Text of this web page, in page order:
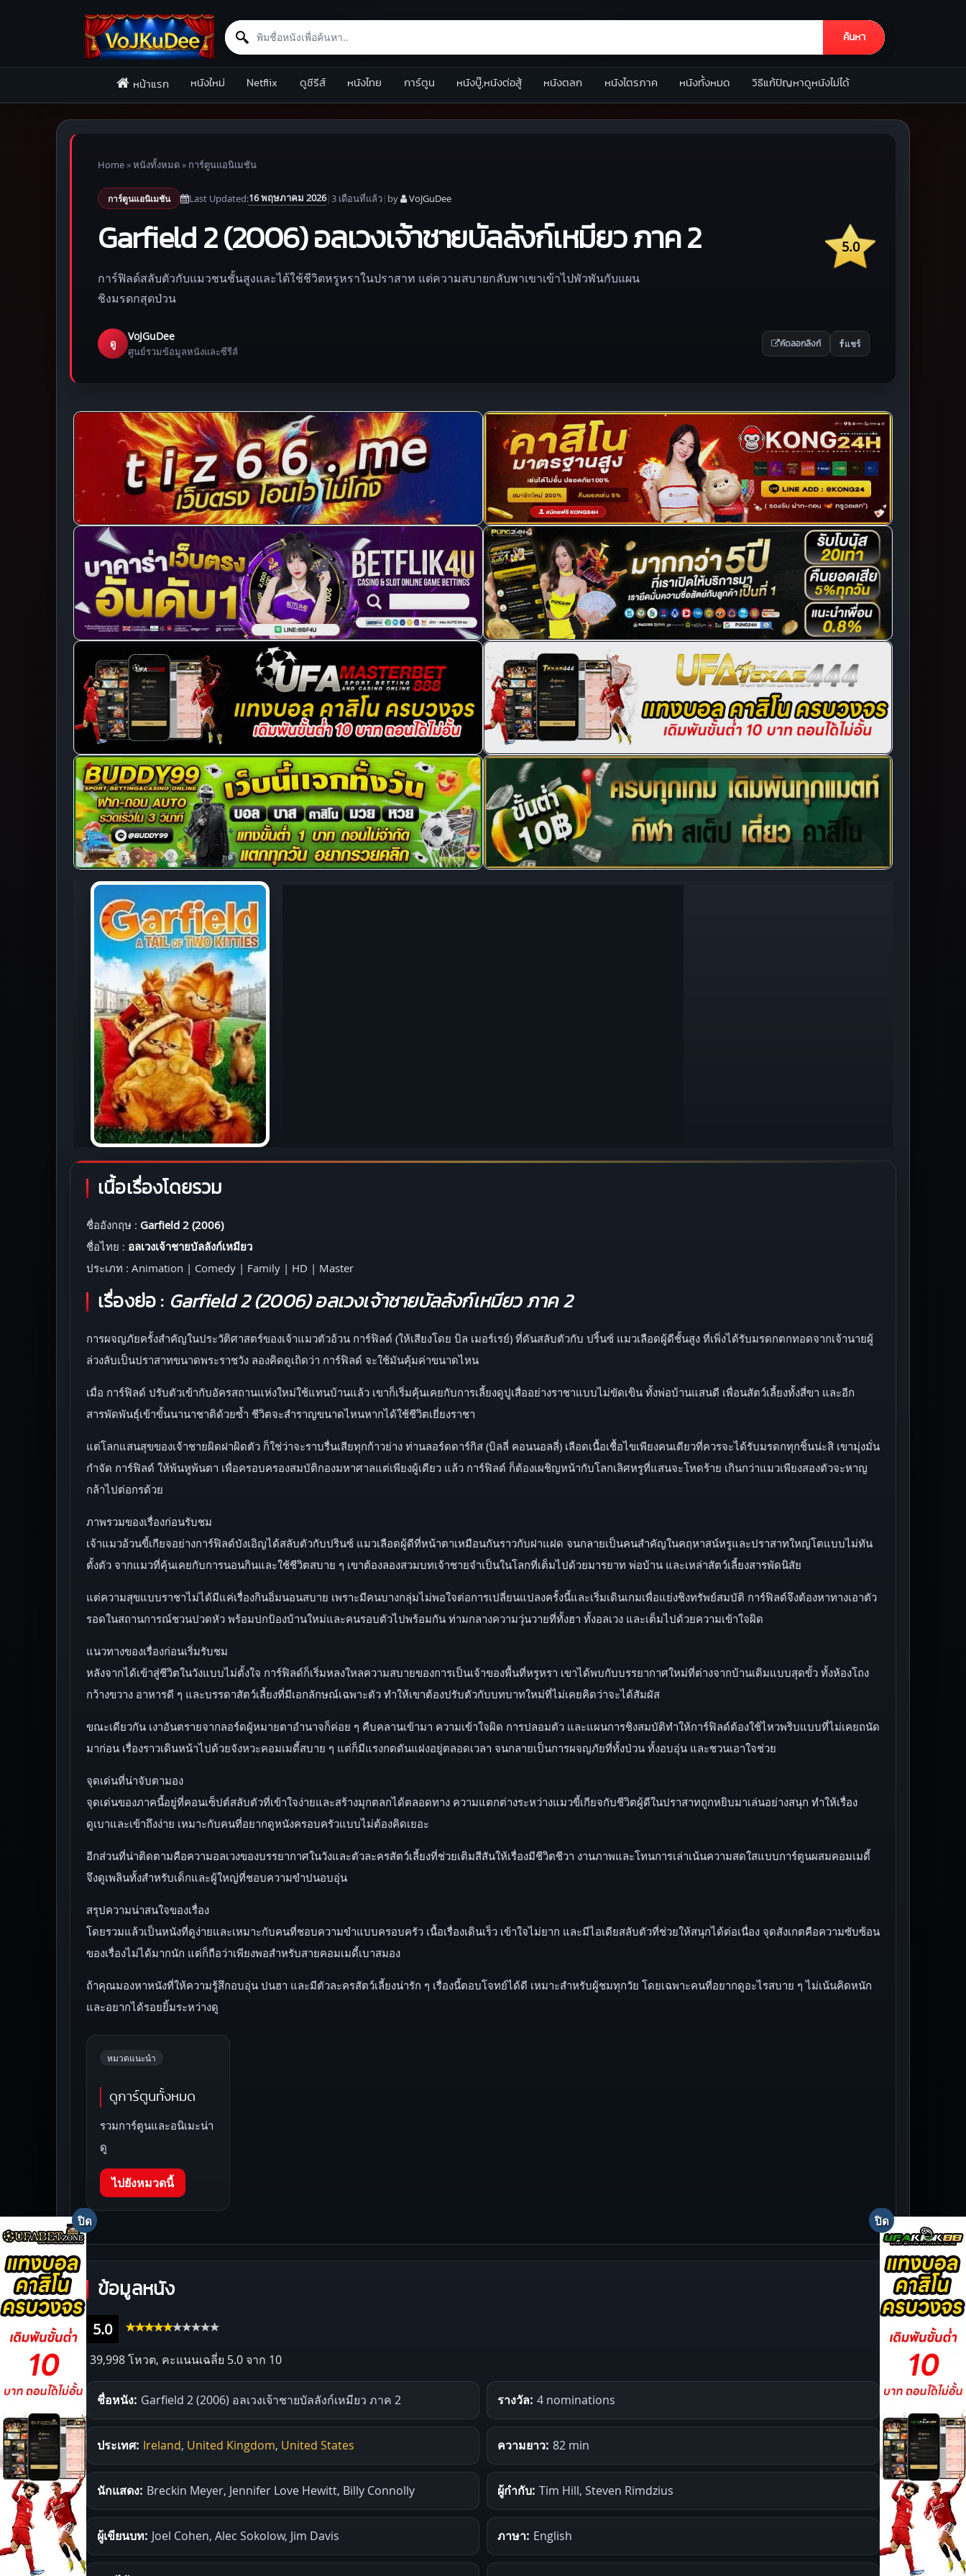
Search for:
ค้นหา
หน้าแรก หนังใหม่ Netflix ดูซีรีส์ หนังไทย การ์ตูน หนังบู๊,หนังต่อสู้ หนังตลก หนังไตรภาค หนังทั้งหมด วิธีแก้ปัญหาดูหนังไม่ได้
Home»หนังทั้งหมด» การ์ตูนแอนิเมชัน
การ์ตูนแอนิเมชัน Last Updated:16 พฤษภาคม 2026|3 เดือนที่แล้ว| by VoJGuDee
5.0
Garfield 2 (2006) อลเวงเจ้าชายบัลลังก์เหมียว ภาค 2
การ์ฟิลด์สลับตัวกับแมวชนชั้นสูงและได้ใช้ชีวิตหรูหราในปราสาท แต่ความสบายกลับพาเขาเข้าไปพัวพันกับแผน
ชิงมรดกสุดป่วน
ดู
VoJGuDee
ศูนย์รวมข้อมูลหนังและซีรีส์
คัดลอกลิงก์ แชร์
เนื้อเรื่องโดยรวม
ชื่ออังกฤษ : Garfield 2 (2006)
ชื่อไทย : อลเวงเจ้าชายบัลลังก์เหมียว
ประเภท : Animation | Comedy | Family | HD | Master
เรื่องย่อ : Garfield 2 (2006) อลเวงเจ้าชายบัลลังก์เหมียว ภาค 2
การผจญภัยครั้งสำคัญในประวัติศาสตร์ของเจ้าแมวตัวอ้วน การ์ฟิลด์ (ให้เสียงโดย บิล เมอร์เรย์) ที่ดันสลับตัวกับ ปริ้นซ์ แมวเลือดผู้ดีชั้นสูง ที่เพิ่งได้รับมรดกตกทอดจากเจ้านายผู้
ล่วงลับเป็นปราสาทขนาดพระราชวัง ลองคิดดูเถิดว่า การ์ฟิลด์ จะใช้มันคุ้มค่าขนาดไหน
เมื่อ การ์ฟิลด์ ปรับตัวเข้ากับอัครสถานแห่งใหม่ใช้แทนบ้านแล้ว เขาก็เริ่มคุ้นเคยกับการเลี้ยงดูปูเสื่ออย่างราชาแบบไม่ขัดเขิน ทั้งพ่อบ้านแสนดี เพื่อนสัตว์เลี้ยงทั้งสี่ขา และอีก
สารพัดพันธุ์เข้าขั้นนานาชาติด้วยซ้ำ ชีวิตจะสำราญขนาดไหนหากได้ใช้ชีวิตเยี่ยงราชา
แต่โลกแสนสุขของเจ้าชายผิดฝาผิดตัว ก็ใช่ว่าจะราบรื่นเสียทุกก้าวย่าง ท่านลอร์ดดาร์กิส (บิลลี่ คอนนอลลี่) เลือดเนื้อเชื้อไขเพียงคนเดียวที่ควรจะได้รับมรดกทุกชิ้นน่ะสิ เขามุ่งมั่น
กำจัด การ์ฟิลด์ ให้พ้นหูพ้นตา เพื่อครอบครองสมบัติกองมหาศาลแต่เพียงผู้เดียว แล้ว การ์ฟิลด์ ก็ต้องเผชิญหน้ากับโลกเลิศหรูที่แสนจะโหดร้าย เกินกว่าแมวเพียงสองตัวจะหาญ
กล้าไปต่อกรด้วย
ภาพรวมของเรื่องก่อนรับชม
เจ้าแมวอ้วนขี้เกียจอย่างการ์ฟิลด์บังเอิญได้สลับตัวกับปรินซ์ แมวเลือดผู้ดีที่หน้าตาเหมือนกันราวกับฝาแฝด จนกลายเป็นคนสำคัญในคฤหาสน์หรูและปราสาทใหญ่โตแบบไม่ทัน
ตั้งตัว จากแมวที่คุ้นเคยกับการนอนกินและใช้ชีวิตสบาย ๆ เขาต้องลองสวมบทเจ้าชายจำเป็นในโลกที่เต็มไปด้วยมารยาท พ่อบ้าน และเหล่าสัตว์เลี้ยงสารพัดนิสัย
แต่ความสุขแบบราชาไม่ได้มีแค่เรื่องกินอิ่มนอนสบาย เพราะมีคนบางกลุ่มไม่พอใจต่อการเปลี่ยนแปลงครั้งนี้และเริ่มเดินเกมเพื่อแย่งชิงทรัพย์สมบัติ การ์ฟิลด์จึงต้องหาทางเอาตัว
รอดในสถานการณ์ชวนปวดหัว พร้อมปกป้องบ้านใหม่และคนรอบตัวไปพร้อมกัน ท่ามกลางความวุ่นวายที่ทั้งฮา ทั้งอลเวง และเต็มไปด้วยความเข้าใจผิด
แนวทางของเรื่องก่อนเริ่มรับชม
หลังจากได้เข้าสู่ชีวิตในวังแบบไม่ตั้งใจ การ์ฟิลด์ก็เริ่มหลงใหลความสบายของการเป็นเจ้าของพื้นที่หรูหรา เขาได้พบกับบรรยากาศใหม่ที่ต่างจากบ้านเดิมแบบสุดขั้ว ทั้งห้องโถง
กว้างขวาง อาหารดี ๆ และบรรดาสัตว์เลี้ยงที่มีเอกลักษณ์เฉพาะตัว ทำให้เขาต้องปรับตัวกับบทบาทใหม่ที่ไม่เคยคิดว่าจะได้สัมผัส
ขณะเดียวกัน เงาอันตรายจากลอร์ดผู้หมายตาอำนาจก็ค่อย ๆ คืบคลานเข้ามา ความเข้าใจผิด การปลอมตัว และแผนการชิงสมบัติทำให้การ์ฟิลด์ต้องใช้ไหวพริบแบบที่ไม่เคยถนัด
มาก่อน เรื่องราวเดินหน้าไปด้วยจังหวะคอมเมดี้สบาย ๆ แต่ก็มีแรงกดดันแฝงอยู่ตลอดเวลา จนกลายเป็นการผจญภัยที่ทั้งป่วน ทั้งอบอุ่น และชวนเอาใจช่วย
จุดเด่นที่น่าจับตามอง
จุดเด่นของภาคนี้อยู่ที่คอนเซ็ปต์สลับตัวที่เข้าใจง่ายและสร้างมุกตลกได้ตลอดทาง ความแตกต่างระหว่างแมวขี้เกียจกับชีวิตผู้ดีในปราสาทถูกหยิบมาเล่นอย่างสนุก ทำให้เรื่อง
ดูเบาและเข้าถึงง่าย เหมาะกับคนที่อยากดูหนังครอบครัวแบบไม่ต้องคิดเยอะ
อีกส่วนที่น่าติดตามคือความอลเวงของบรรยากาศในวังและตัวละครสัตว์เลี้ยงที่ช่วยเติมสีสันให้เรื่องมีชีวิตชีวา งานภาพและโทนการเล่าเน้นความสดใสแบบการ์ตูนผสมคอมเมดี้
จึงดูเพลินทั้งสำหรับเด็กและผู้ใหญ่ที่ชอบความขำปนอบอุ่น
สรุปความน่าสนใจของเรื่อง
โดยรวมแล้วเป็นหนังที่ดูง่ายและเหมาะกับคนที่ชอบความขำแบบครอบครัว เนื้อเรื่องเดินเร็ว เข้าใจไม่ยาก และมีไอเดียสลับตัวที่ช่วยให้สนุกได้ต่อเนื่อง จุดสังเกตคือความซับซ้อน
ของเรื่องไม่ได้มากนัก แต่ก็ถือว่าเพียงพอสำหรับสายคอมเมดี้เบาสมอง
ถ้าคุณมองหาหนังที่ให้ความรู้สึกอบอุ่น ปนฮา และมีตัวละครสัตว์เลี้ยงน่ารัก ๆ เรื่องนี้ตอบโจทย์ได้ดี เหมาะสำหรับผู้ชมทุกวัย โดยเฉพาะคนที่อยากดูอะไรสบาย ๆ ไม่เน้นคิดหนัก
และอยากได้รอยยิ้มระหว่างดู
หมวดแนะนำ
ดูการ์ตูนทั้งหมด
รวมการ์ตูนและอนิเมะน่า
ดู
ไปยังหมวดนี้
ข้อมูลหนัง
5.0
39,998 โหวต, คะแนนเฉลี่ย 5.0 จาก 10
ชื่อหนัง: Garfield 2 (2006) อลเวงเจ้าชายบัลลังก์เหมียว ภาค 2 รางวัล: 4 nominations
ประเทศ: Ireland, United Kingdom, United States ความยาว: 82 min
นักแสดง: Breckin Meyer, Jennifer Love Hewitt, Billy Connolly ผู้กำกับ: Tim Hill, Steven Rimdzius
ผู้เขียนบท: Joel Cohen, Alec Sokolow, Jim Davis ภาษา: English